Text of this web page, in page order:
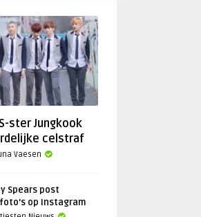
ster Jungkook
celstraf
Vaesen
Spears post
op Instagram